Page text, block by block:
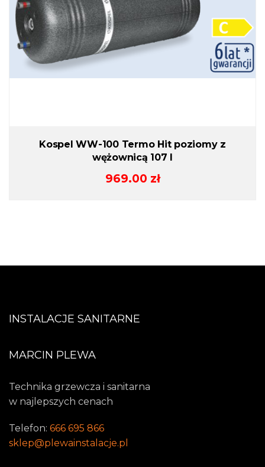
Kospel WW-100 Termo Hit poziomy z
wężownicą 107 l
969.00 zł
INSTALACJE SANITARNE
MARCIN PLEWA
Technika grzewcza i sanitarna
w najlepszych cenach
Telefon: 666 695 866
sklep@plewainstalacje.pl